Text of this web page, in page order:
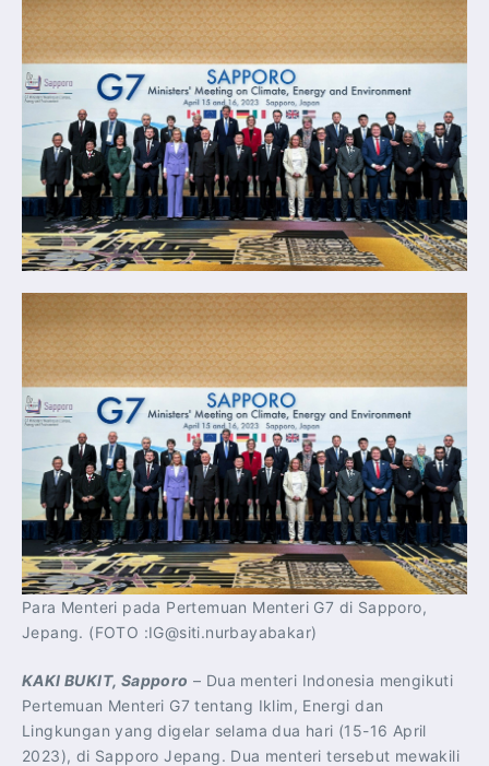
Para Menteri pada Pertemuan Menteri G7 di Sapporo,
Jepang. (FOTO :IG@siti.nurbayabakar)
KAKI BUKIT, Sapporo – Dua menteri Indonesia mengikuti
Pertemuan Menteri G7 tentang Iklim, Energi dan
Lingkungan yang digelar selama dua hari (15-16 April
2023), di Sapporo Jepang. Dua menteri tersebut mewakili